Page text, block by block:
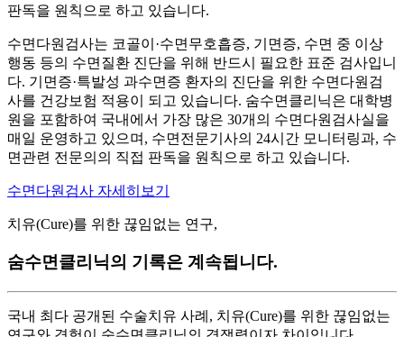
판독을 원칙으로 하고 있습니다.
수면다원검사는 코골이·수면무호흡증, 기면증, 수면 중 이상
행동 등의 수면질환 진단을 위해 반드시 필요한 표준 검사입니
다. 기면증·특발성 과수면증 환자의 진단을 위한 수면다원검
사를 건강보험 적용이 되고 있습니다. 숨수면클리닉은 대학병
원을 포함하여 국내에서 가장 많은 30개의 수면다원검사실을
매일 운영하고 있으며, 수면전문기사의 24시간 모니터링과, 수
면관련 전문의의 직접 판독을 원칙으로 하고 있습니다.
수면다원검사 자세히보기
치유(Cure)를 위한 끊임없는 연구,
숨수면클리닉의 기록은 계속됩니다.
국내 최다 공개된 수술치유 사례, 치유(Cure)를 위한 끊임없는